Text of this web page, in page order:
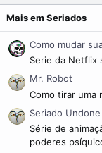
Mais em Seriados
Como mudar
Serie da Netflix
Mr. Robot
Como tirar uma
Seriado Undone
Série de
poderes